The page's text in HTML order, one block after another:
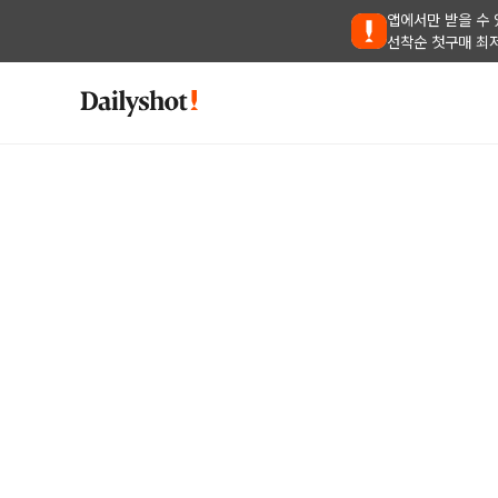
앱에서만 받을 수
선착순 첫구매 최